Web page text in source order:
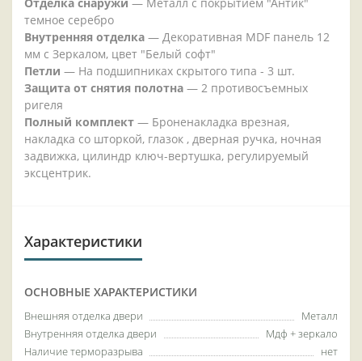
темное серебро
Внутренняя отделка — Декоративная MDF панель 12
мм с Зеркалом, цвет "Белый софт"
Петли — На подшипниках скрытого типа - 3 шт.
Защита от снятия полотна — 2 противосъемных
ригеля
Полный комплект — Броненакладка врезная,
накладка со шторкой, глазок , дверная ручка, ночная
задвижка, цилиндр ключ-вертушка, регулируемый
эксцентрик.
Характеристики
ОСНОВНЫЕ ХАРАКТЕРИСТИКИ
Внешняя отделка двери
Металл
Внутренняя отделка двери
Мдф + зеркало
Наличие терморазрыва
нет